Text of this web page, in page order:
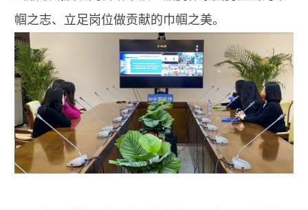
帼之志、立足岗位做贡献的巾帼之美。